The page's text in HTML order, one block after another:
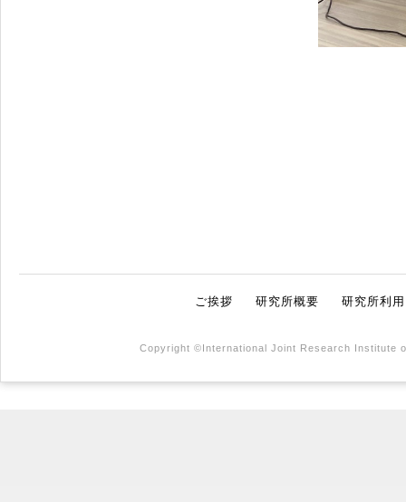
ご挨拶 研究所概要 研究所利
Copyright ©International Joint Research Institute